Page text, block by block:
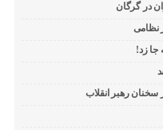
در گرگان
نظامی
جا زد!
سخنان رهبر انقلاب